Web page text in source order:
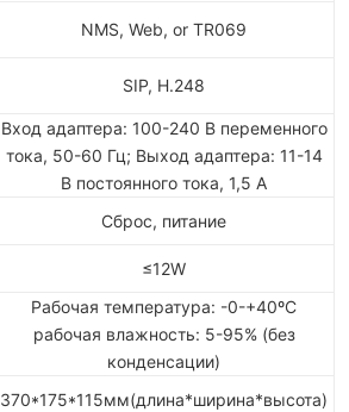
NMS, Web, or TR069
SIP, H.248
Вход адаптера: 100-240 В переменного
тока, 50-60 Гц; Выход адаптера: 11-14
В постоянного тока, 1,5 А
Сброс, питание
≤12W
Рабочая температура: -0-+40ºC
рабочая влажность: 5-95% (без
конденсации)
370*175*115мм(длина*ширина*высота)